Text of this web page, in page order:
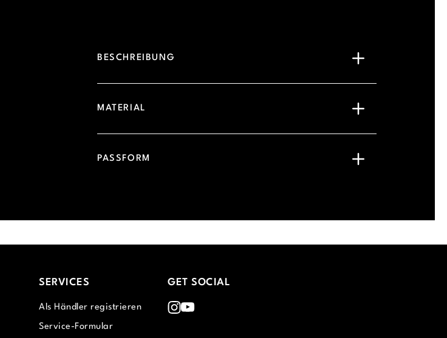
BESCHREIBUNG
MATERIAL
PASSFORM
SERVICES
Als Händler registrieren
Service-Formular
GET SOCIAL
Instagram
Youtube